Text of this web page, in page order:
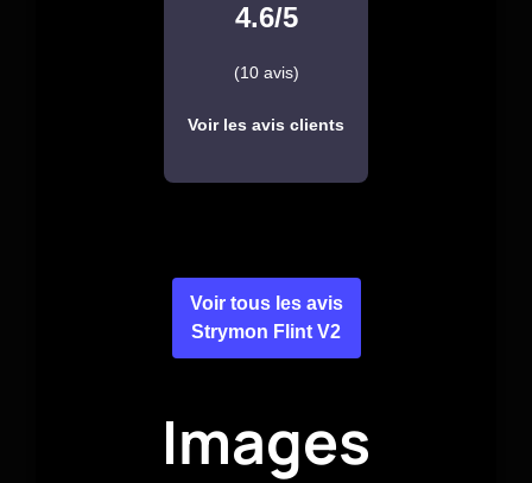
4.6/5
(10 avis)
Voir les avis clients
Voir tous les avis
Strymon Flint V2
Images